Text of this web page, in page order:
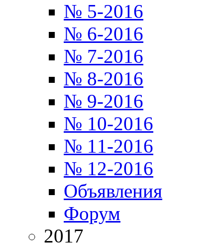
№ 5-2016
№ 6-2016
№ 7-2016
№ 8-2016
№ 9-2016
№ 10-2016
№ 11-2016
№ 12-2016
Объявления
Форум
2017